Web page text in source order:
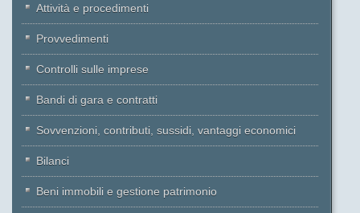
Attività e procedimenti
Provvedimenti
Controlli sulle imprese
Bandi di gara e contratti
Sovvenzioni, contributi, sussidi, vantaggi economici
Bilanci
Beni immobili e gestione patrimonio